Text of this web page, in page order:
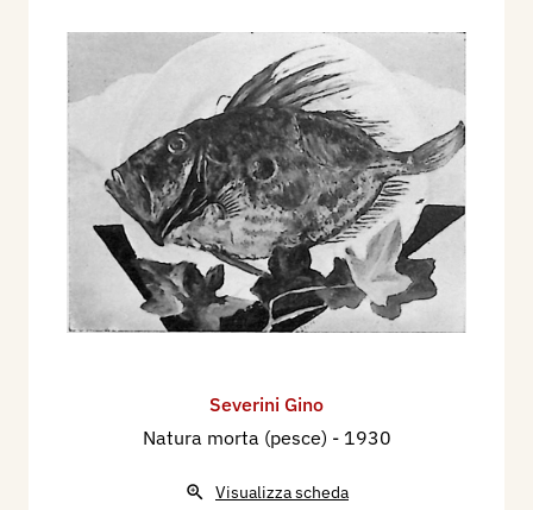
Severini Gino
Natura morta (pesce) - 1930
Visualizza scheda